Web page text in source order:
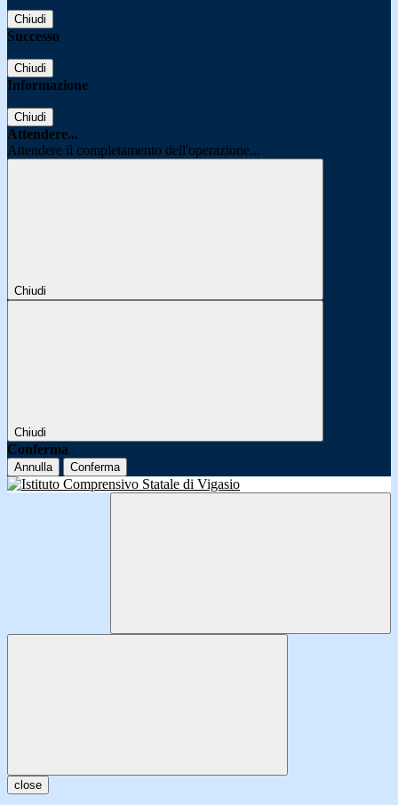
Chiudi
Successo
Chiudi
Informazione
Chiudi
Attendere...
Attendere il completamento dell'operazione...
Chiudi
Chiudi
Conferma
Annulla Conferma
close